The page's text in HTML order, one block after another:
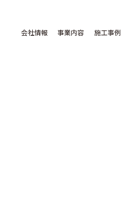
会社情報 事業内容 施工事例